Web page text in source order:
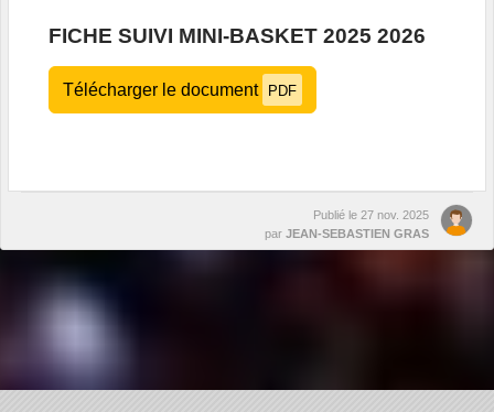
FICHE SUIVI MINI-BASKET 2025 2026
Télécharger le document PDF
Publié le 27 nov. 2025
par JEAN-SEBASTIEN GRAS